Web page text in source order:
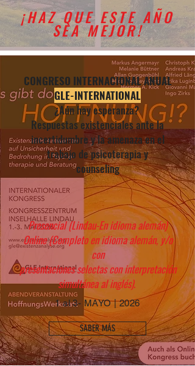
¡HAZ QUE ESTE AÑO
SEA MEJOR!
CONGRESO INTERNACIONAL ANUAL
GLE-INTERNATIONAL
¿Aún hay esperanza?
Respuestas existenciales ante la
incertidumbre y la amenaza en el
trabajo de psicoterapia y
counseling
Presencial (Lindau-En idioma alemán)
Online (Completo en idioma alemán, y/o
con
presentaciones selectas con interpretación
simultánea al inglés).
1 al 3- MAYO | 2026
SABER MÁS